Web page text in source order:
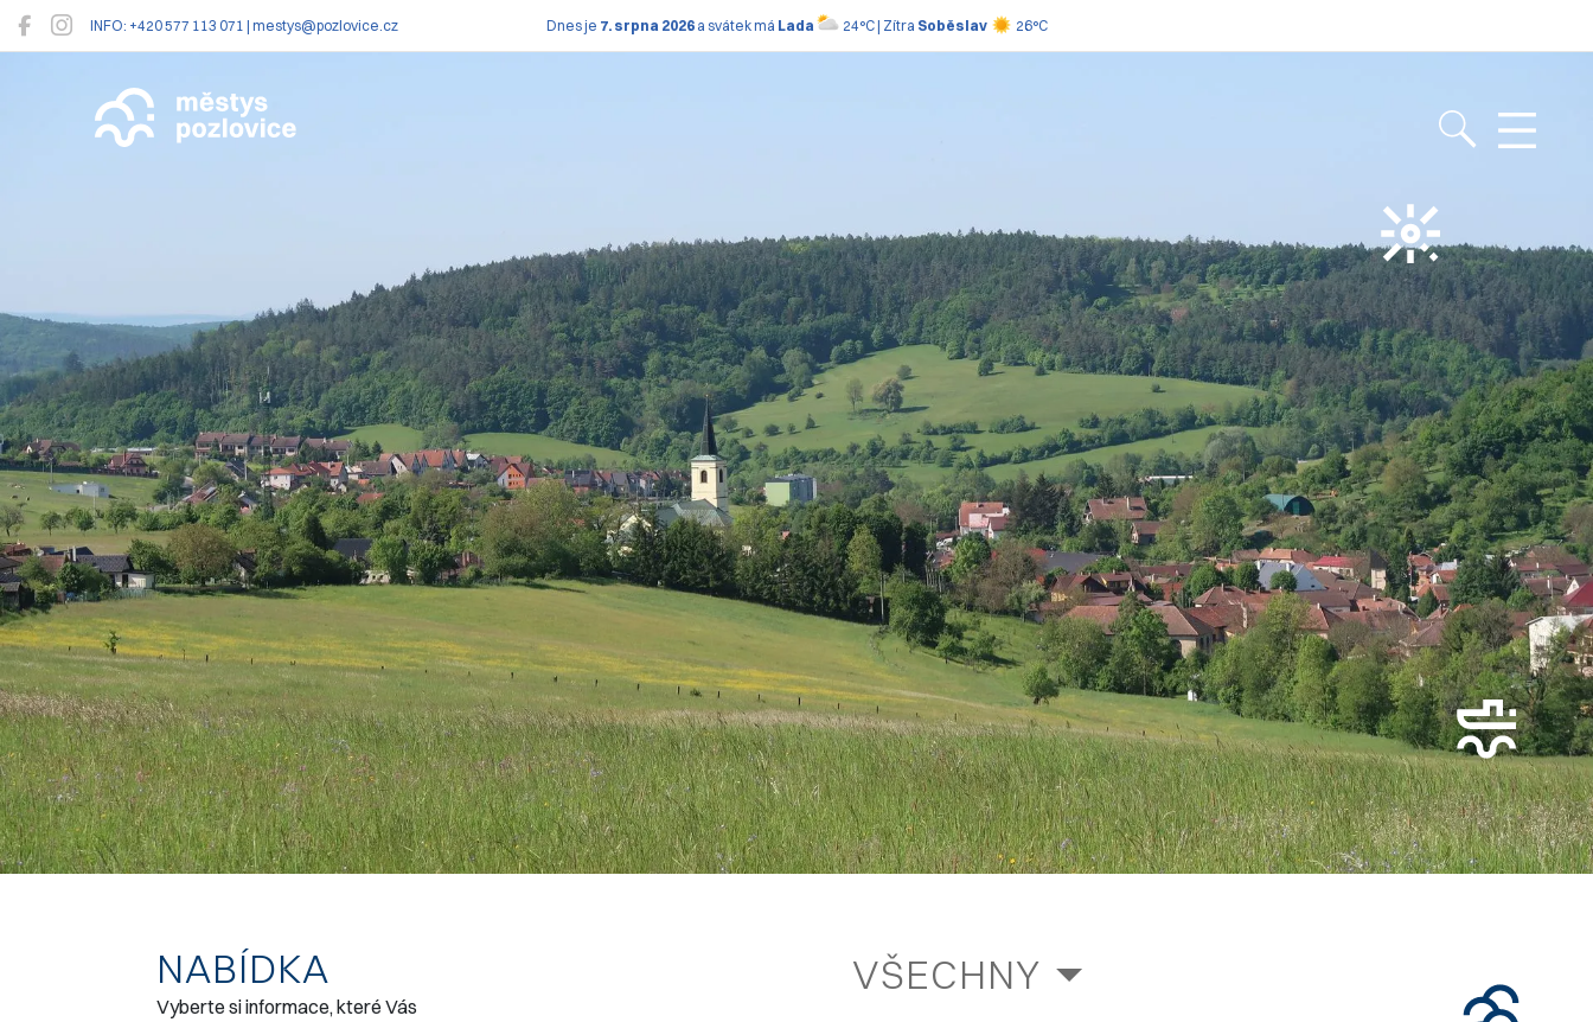
INFO: +420 577 113 071 | mestys@pozlovice.cz Dnes je 7. srpna 2026a svátek má Lada 24°C | Zítra Soběslav 26°C
Pozlovice
NABÍDKA
Vyberte si informace, které Vás
VŠECHNY